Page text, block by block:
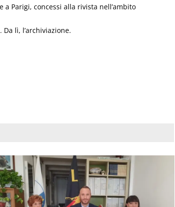
a Parigi, concessi alla rivista nell’ambito
lì, l’archiviazione.